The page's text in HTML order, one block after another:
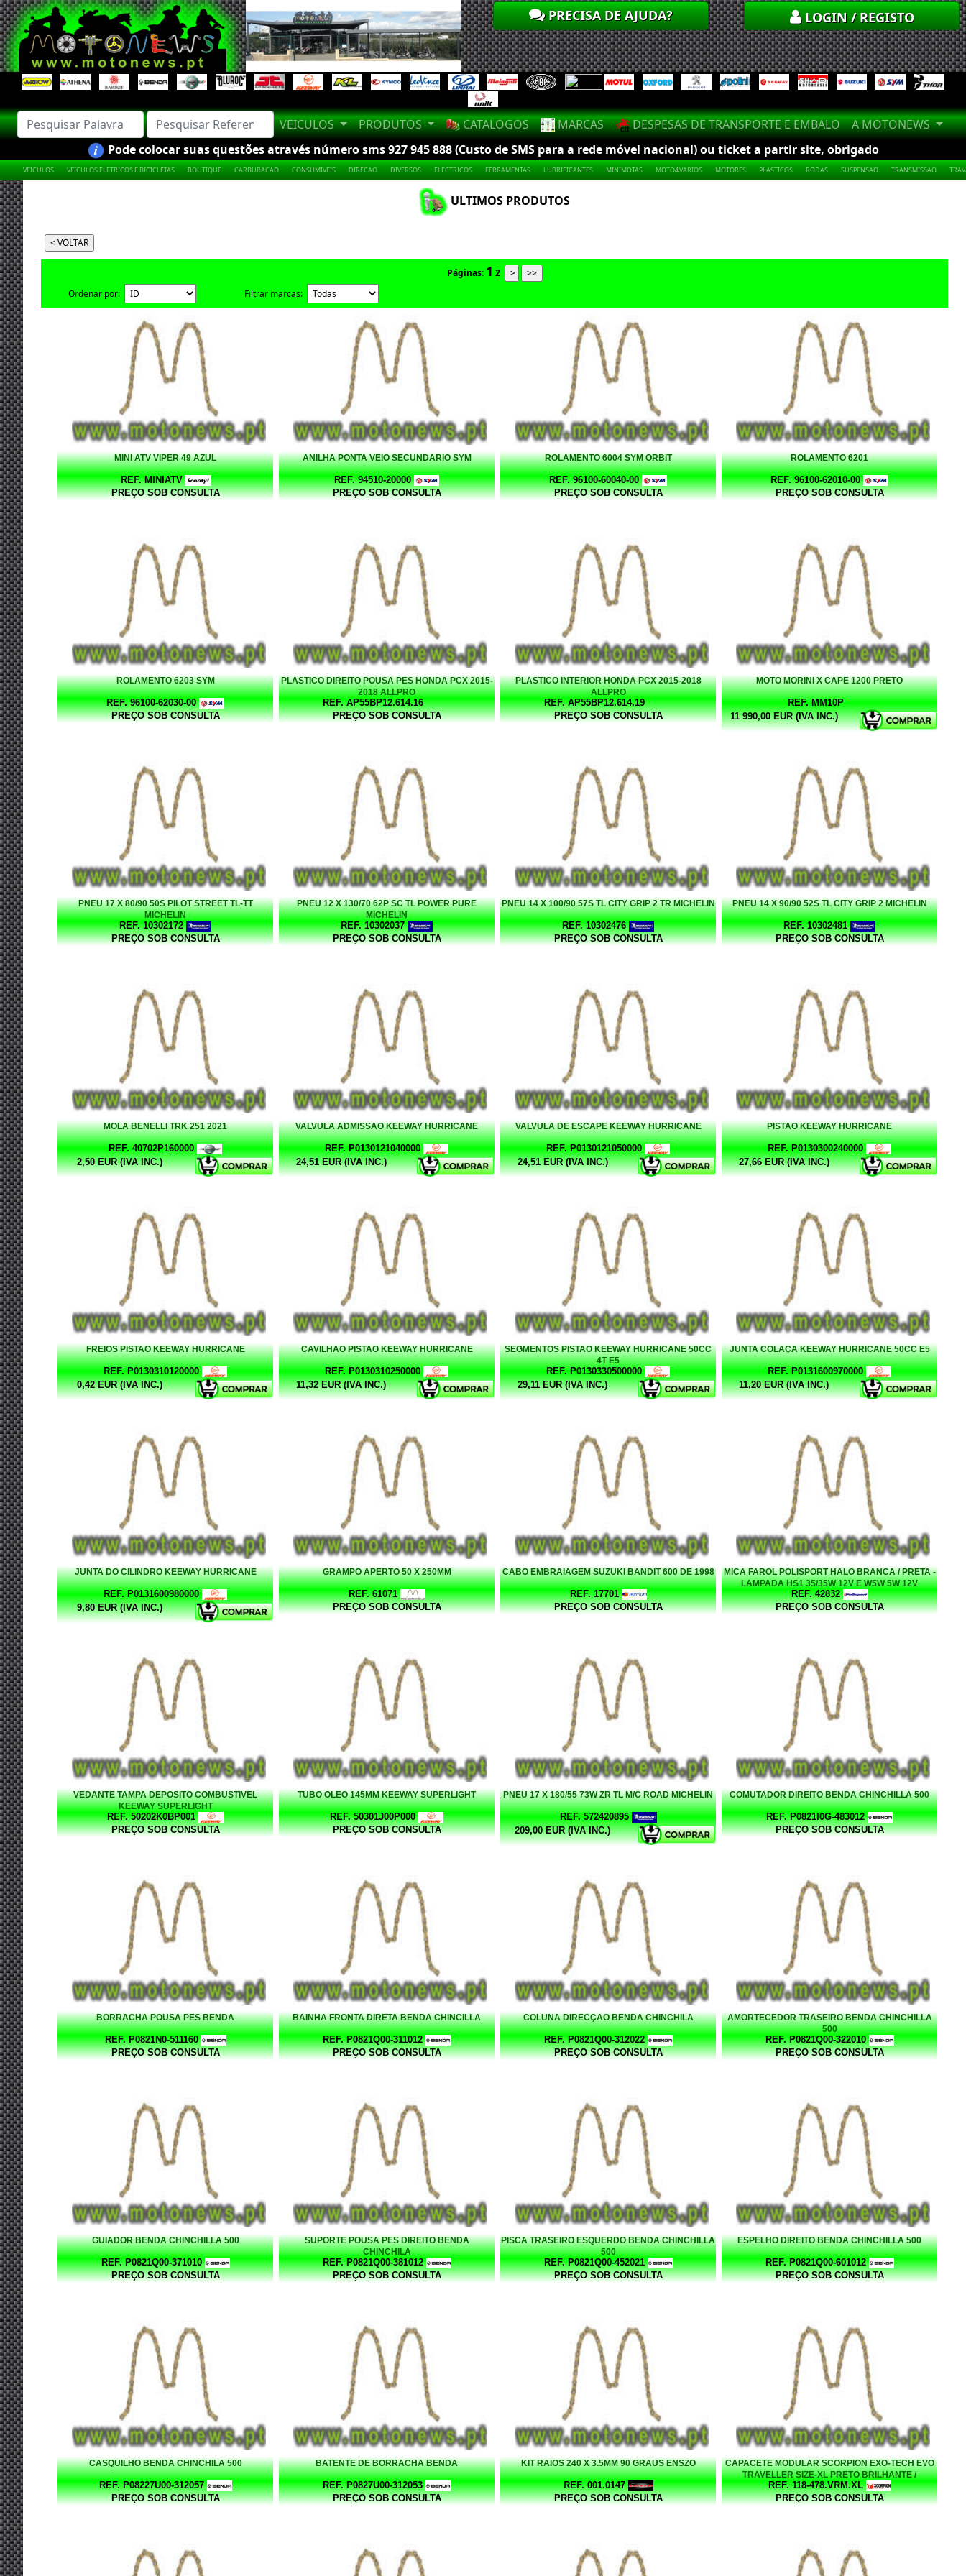
PRECISA DE AJUDA? LOGIN / REGISTO
VEICULOS PRODUTOS CATALOGOS MARCAS DESPESAS DE TRANSPORTE E EMBALO
A MOTONEWS
Pode colocar suas questões através número sms 927 945 888 (Custo de SMS para a rede móvel nacional) ou ticket a partir site, obrigado
VEICULOS VEICULOS ELETRICOS E BICICLETAS BOUTIQUE CARBURACAO CONSUMIVEIS DIRECAO DIVERSOS ELECTRICOS FERRAMENTAS LUBRIFICANTES MINIMOTAS MOTO4.VARIOS MOTORES PLASTICOS RODAS SUSPENSAO TRANSMISSAO
ULTIMOS PRODUTOS
Páginas: 1 2
Ordenar por:
Filtrar marcas:
MINI ATV VIPER 49 AZUL
REF. MINIATV
PREÇO SOB CONSULTA
ANILHA PONTA VEIO SECUNDARIO SYM
REF. 94510-20000
PREÇO SOB CONSULTA
ROLAMENTO 6004 SYM ORBIT
REF. 96100-60040-00
PREÇO SOB CONSULTA
ROLAMENTO 6201
REF. 96100-62010-00
PREÇO SOB CONSULTA
ROLAMENTO 6203 SYM
REF. 96100-62030-00
PREÇO SOB CONSULTA
PLASTICO DIREITO POUSA PES HONDA PCX 2015-
2018 ALLPRO
REF. AP55BP12.614.16
PREÇO SOB CONSULTA
PLASTICO INTERIOR HONDA PCX 2015-2018
ALLPRO
REF. AP55BP12.614.19
PREÇO SOB CONSULTA
MOTO MORINI X CAPE 1200 PRETO
REF. MM10P
11 990,00 EUR (IVA INC.)
PNEU 17 X 80/90 50S PILOT STREET TL-TT
MICHELIN
REF. 10302172
PREÇO SOB CONSULTA
PNEU 12 X 130/70 62P SC TL POWER PURE
MICHELIN
REF. 10302037
PREÇO SOB CONSULTA
PNEU 14 X 100/90 57S TL CITY GRIP 2 TR MICHELIN
REF. 10302476
PREÇO SOB CONSULTA
PNEU 14 X 90/90 52S TL CITY GRIP 2 MICHELIN
REF. 10302481
PREÇO SOB CONSULTA
MOLA BENELLI TRK 251 2021
REF. 40702P160000
2,50 EUR (IVA INC.)
VALVULA ADMISSAO KEEWAY HURRICANE
REF. P0130121040000
24,51 EUR (IVA INC.)
VALVULA DE ESCAPE KEEWAY HURRICANE
REF. P0130121050000
24,51 EUR (IVA INC.)
PISTAO KEEWAY HURRICANE
REF. P0130300240000
27,66 EUR (IVA INC.)
FREIOS PISTAO KEEWAY HURRICANE
REF. P0130310120000
0,42 EUR (IVA INC.)
CAVILHAO PISTAO KEEWAY HURRICANE
REF. P0130310250000
11,32 EUR (IVA INC.)
SEGMENTOS PISTAO KEEWAY HURRICANE 50CC
4T E5
REF. P0130330500000
29,11 EUR (IVA INC.)
JUNTA COLAÇA KEEWAY HURRICANE 50CC E5
REF. P0131600970000
11,20 EUR (IVA INC.)
JUNTA DO CILINDRO KEEWAY HURRICANE
REF. P0131600980000
9,80 EUR (IVA INC.)
GRAMPO APERTO 50 X 250MM
REF. 61071
PREÇO SOB CONSULTA
CABO EMBRAIAGEM SUZUKI BANDIT 600 DE 1998
REF. 17701
PREÇO SOB CONSULTA
MICA FAROL POLISPORT HALO BRANCA / PRETA -
LAMPADA HS1 35/35W 12V E W5W 5W 12V
REF. 42832
PREÇO SOB CONSULTA
VEDANTE TAMPA DEPOSITO COMBUSTIVEL
KEEWAY SUPERLIGHT
REF. 50202K0BP001
PREÇO SOB CONSULTA
TUBO OLEO 145MM KEEWAY SUPERLIGHT
REF. 50301J00P000
PREÇO SOB CONSULTA
PNEU 17 X 180/55 73W ZR TL M/C ROAD MICHELIN
REF. 572420895
209,00 EUR (IVA INC.)
COMUTADOR DIREITO BENDA CHINCHILLA 500
REF. P0821I0G-483012
PREÇO SOB CONSULTA
BORRACHA POUSA PES BENDA
REF. P0821N0-511160
PREÇO SOB CONSULTA
BAINHA FRONTA DIRETA BENDA CHINCILLA
REF. P0821Q00-311012
PREÇO SOB CONSULTA
COLUNA DIRECÇAO BENDA CHINCHILA
REF. P0821Q00-312022
PREÇO SOB CONSULTA
AMORTECEDOR TRASEIRO BENDA CHINCHILLA
500
REF. P0821Q00-322010
PREÇO SOB CONSULTA
GUIADOR BENDA CHINCHILLA 500
REF. P0821Q00-371010
PREÇO SOB CONSULTA
SUPORTE POUSA PES DIREITO BENDA
CHINCHILA
REF. P0821Q00-381012
PREÇO SOB CONSULTA
PISCA TRASEIRO ESQUERDO BENDA CHINCHILLA
500
REF. P0821Q00-452021
PREÇO SOB CONSULTA
ESPELHO DIREITO BENDA CHINCHILLA 500
REF. P0821Q00-601012
PREÇO SOB CONSULTA
CASQUILHO BENDA CHINCHILA 500
REF. P08227U00-312057
PREÇO SOB CONSULTA
BATENTE DE BORRACHA BENDA
REF. P0827U00-312053
PREÇO SOB CONSULTA
KIT RAIOS 240 X 3.5MM 90 GRAUS ENSZO
REF. 001.0147
PREÇO SOB CONSULTA
CAPACETE MODULAR SCORPION EXO-TECH EVO
TRAVELLER SIZE-XL PRETO BRILHANTE /
VERMELHO
REF. 118-478.VRM.XL
PREÇO SOB CONSULTA